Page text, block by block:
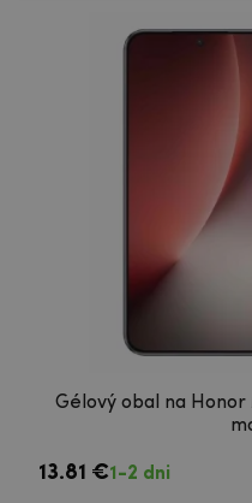
Gélový obal na Honor
13.81 €1-2 dni